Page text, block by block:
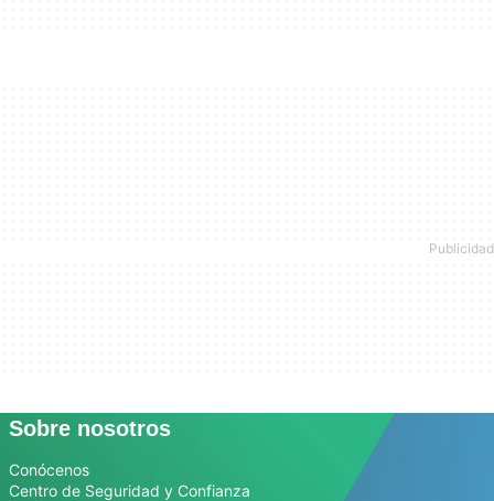
Sobre nosotros
Conócenos
Centro de Seguridad y Confianza